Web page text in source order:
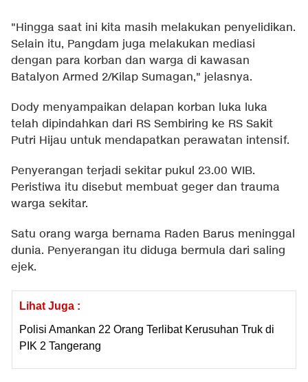
"Hingga saat ini kita masih melakukan penyelidikan.
Selain itu, Pangdam juga melakukan mediasi
dengan para korban dan warga di kawasan
Batalyon Armed 2/Kilap Sumagan," jelasnya.
Dody menyampaikan delapan korban luka luka
telah dipindahkan dari RS Sembiring ke RS Sakit
Putri Hijau untuk mendapatkan perawatan intensif.
Penyerangan terjadi sekitar pukul 23.00 WIB.
Peristiwa itu disebut membuat geger dan trauma
warga sekitar.
Satu orang warga bernama Raden Barus meninggal
dunia. Penyerangan itu diduga bermula dari saling
ejek.
Lihat Juga :
Polisi Amankan 22 Orang Terlibat Kerusuhan Truk di
PIK 2 Tangerang